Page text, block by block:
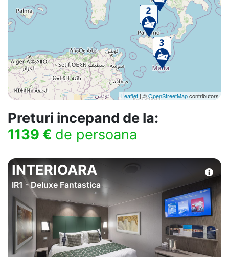
Leaflet| ©OpenStreetMapcontributors
Preturi incepand de la:
1139 € de persoana
INTERIOARA
IR1 - Deluxe Fantastica